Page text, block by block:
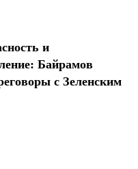
и
Байрамов
с Зеленским